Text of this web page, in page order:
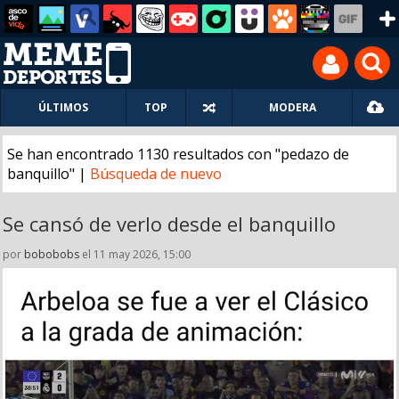
ÚLTIMOS TOP MODERA
Se han encontrado 1130 resultados con "pedazo de
banquillo" | Búsqueda de nuevo
Se cansó de verlo desde el banquillo
por bobobobs el 11 may 2026, 15:00